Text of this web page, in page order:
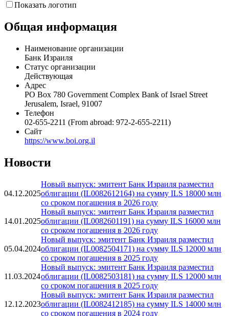
Показать логотип
Общая информация
Наименование организации
Банк Израиля
Статус организации
Действующая
Адрес
PO Box 780 Government Complex Bank of Israel Street
Jerusalem, Israel, 91007
Телефон
02-655-2211 (From abroad: 972-2-655-2211) ​
Сайт
https://www.boi.org.il
Новости
04.12.2025
Новый выпуск: эмитент Банк Израиля разместил
облигации (IL0082612164) на сумму ILS 18000 млн
со сроком погашения в 2026 году
14.01.2025
Новый выпуск: эмитент Банк Израиля разместил
облигации (IL0082601191) на сумму ILS 16000 млн
со сроком погашения в 2026 году
05.04.2024
Новый выпуск: эмитент Банк Израиля разместил
облигации (IL0082504171) на сумму ILS 12000 млн
со сроком погашения в 2025 году
11.03.2024
Новый выпуск: эмитент Банк Израиля разместил
облигации (IL0082503181) на сумму ILS 12000 млн
со сроком погашения в 2025 году
12.12.2023
Новый выпуск: эмитент Банк Израиля разместил
облигации (IL0082412185) на сумму ILS 14000 млн
со сроком погашения в 2024 году